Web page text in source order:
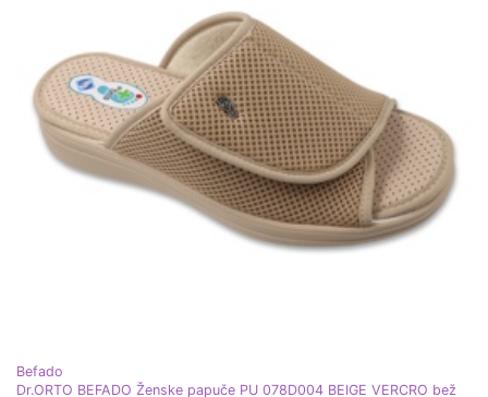
Befado
Dr.ORTO BEFADO Ženske papuče PU 078D004 BEIGE VERCRO bež